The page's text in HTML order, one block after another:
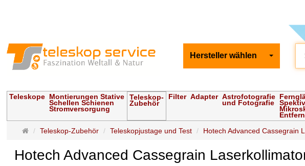
Hersteller wählen
Teleskope Montierungen Stative
Schellen Schienen
Stromversorgung
Teleskop-
Zubehör
Filter Adapter Astrofotografie
und Fotografie
Startseite
Teleskop-Zubehör Teleskopjustage und Test Hotech Advanced Cassegrain
Hotech Advanced Cassegrain